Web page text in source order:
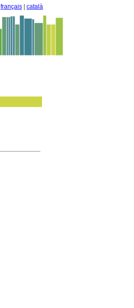
français català